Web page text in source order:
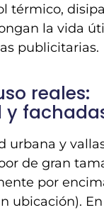
térmico,
la vida
publicitarias.
reales:
y
urbana y
de gran
por
ubicación).